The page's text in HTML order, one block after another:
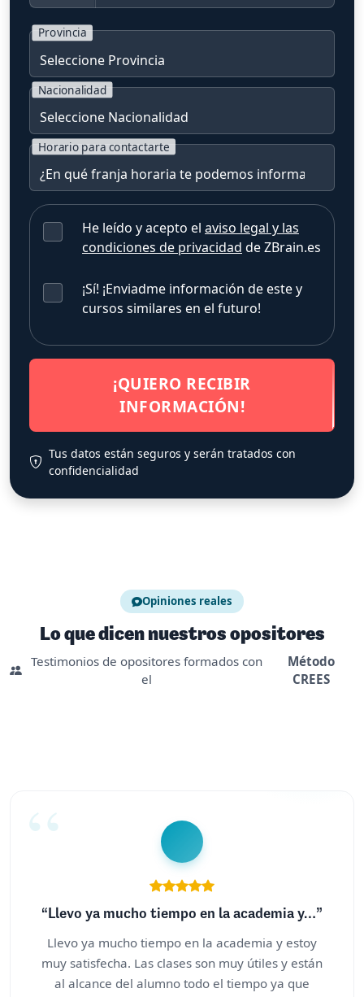
Provincia
Nacionalidad
Horario para contactarte
He leído y acepto el aviso legal y las
condiciones de privacidad de ZBrain.es
¡Sí! ¡Enviadme información de este y
cursos similares en el futuro!
¡QUIERO RECIBIR
INFORMACIÓN!
Tus datos están seguros y serán tratados con
confidencialidad
Opiniones reales
Lo que dicen nuestros opositores
Testimonios de opositores formados con
el
Método
CREES
“Llevo ya mucho tiempo en la academia y…”
Llevo ya mucho tiempo en la academia y estoy
muy satisfecha. Las clases son muy útiles y están
al alcance del alumno todo el tiempo ya que